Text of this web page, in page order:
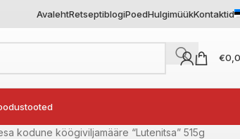
AvalehtRetseptiblogiPoedHulgimüükKontaktid
€
kodune köögiviljamääre “Lutenitsa” 515g